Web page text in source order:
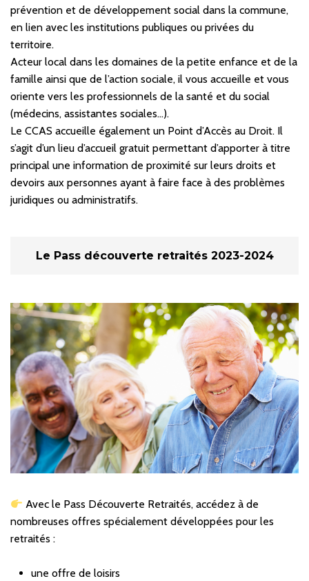
prévention et de développement social dans la commune,
en lien avec les institutions publiques ou privées du
territoire.
Acteur local dans les domaines de la petite enfance et de la
famille ainsi que de l’action sociale, il vous accueille et vous
oriente vers les professionnels de la santé et du social
(médecins, assistantes sociales…).
Le CCAS accueille également un Point d’Accès au Droit. Il
s’agit d’un lieu d’accueil gratuit permettant d’apporter à titre
principal une information de proximité sur leurs droits et
devoirs aux personnes ayant à faire face à des problèmes
juridiques ou administratifs.
Le Pass découverte retraités 2023-2024
Avec le Pass Découverte Retraités, accédez à de
nombreuses offres spécialement développées pour les
retraités :
une offre de loisirs